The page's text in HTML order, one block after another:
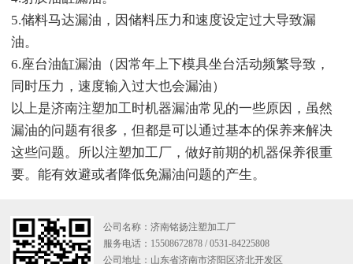
5.储料马达漏油，因储料压力和速度设定过大导致漏
油。
6.座台油缸漏油（因常年上下模具坐台活动频繁导致，
同时压力，速度输入过大也会漏油）
以上是济南注塑加工时机器漏油常见的一些原因，虽然
漏油的问题有很多，但都是可以通过基本的保养来解决
这些问题。所以注塑加工厂，做好前期的机器保养很重
要。能有效避或者降低免漏油问题的产生。
公司名称：济南铭扬注塑加工厂
服务电话：15508672878 / 0531-84225808
公司地址：山东省济南市济阳区济北开发区